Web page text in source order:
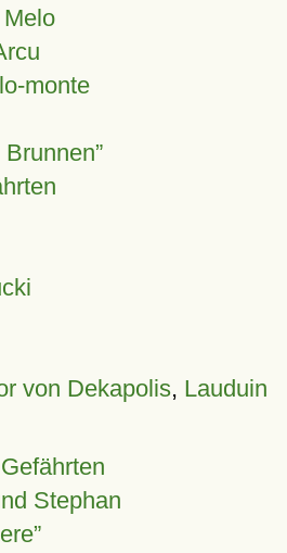
monte
Brunnen
von Dekapolis, Lauduin
Stephan